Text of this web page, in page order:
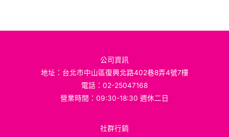
公司資訊
地址：台北市中山區復興北路402巷8弄4號7樓
電話：02-25047168
營業時間：09:30-18:30 週休二日
社群行銷